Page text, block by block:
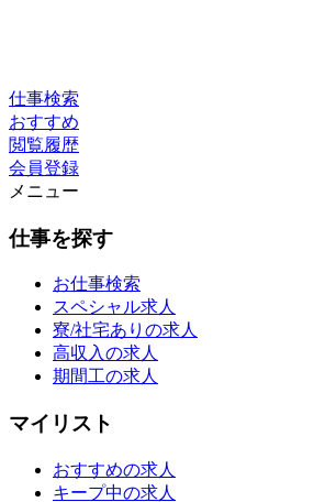
仕事検索
おすすめ
閲覧履歴
会員登録
メニュー
仕事を探す
お仕事検索
スペシャル求人
寮/社宅ありの求人
高収入の求人
期間工の求人
マイリスト
おすすめの求人
キープ中の求人